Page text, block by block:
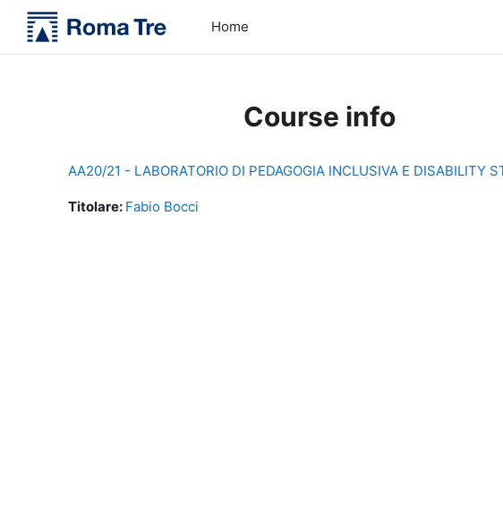
Skip to main content
Home
Course info
AA20/21 - LABORATORIO DI PEDAGOGIA INCLUSIVA E DISABILITY
Titolare: Fabio Bocci